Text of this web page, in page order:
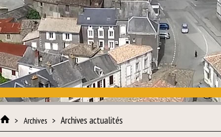
Archives Archives actualités